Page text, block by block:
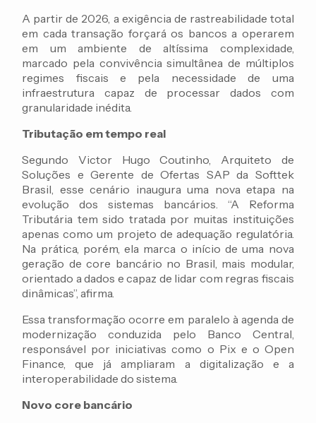
A partir de 2026, a exigência de rastreabilidade total
em cada transação forçará os bancos a operarem
em um ambiente de altíssima complexidade,
marcado pela convivência simultânea de múltiplos
regimes fiscais e pela necessidade de uma
infraestrutura capaz de processar dados com
granularidade inédita.
Tributação em tempo real
Segundo Victor Hugo Coutinho, Arquiteto de
Soluções e Gerente de Ofertas SAP da Softtek
Brasil, esse cenário inaugura uma nova etapa na
evolução dos sistemas bancários. “A Reforma
Tributária tem sido tratada por muitas instituições
apenas como um projeto de adequação regulatória.
Na prática, porém, ela marca o início de uma nova
geração de core bancário no Brasil, mais modular,
orientado a dados e capaz de lidar com regras fiscais
dinâmicas”, afirma.
Essa transformação ocorre em paralelo à agenda de
modernização conduzida pelo Banco Central,
responsável por iniciativas como o Pix e o Open
Finance, que já ampliaram a digitalização e a
interoperabilidade do sistema.
Novo core bancário